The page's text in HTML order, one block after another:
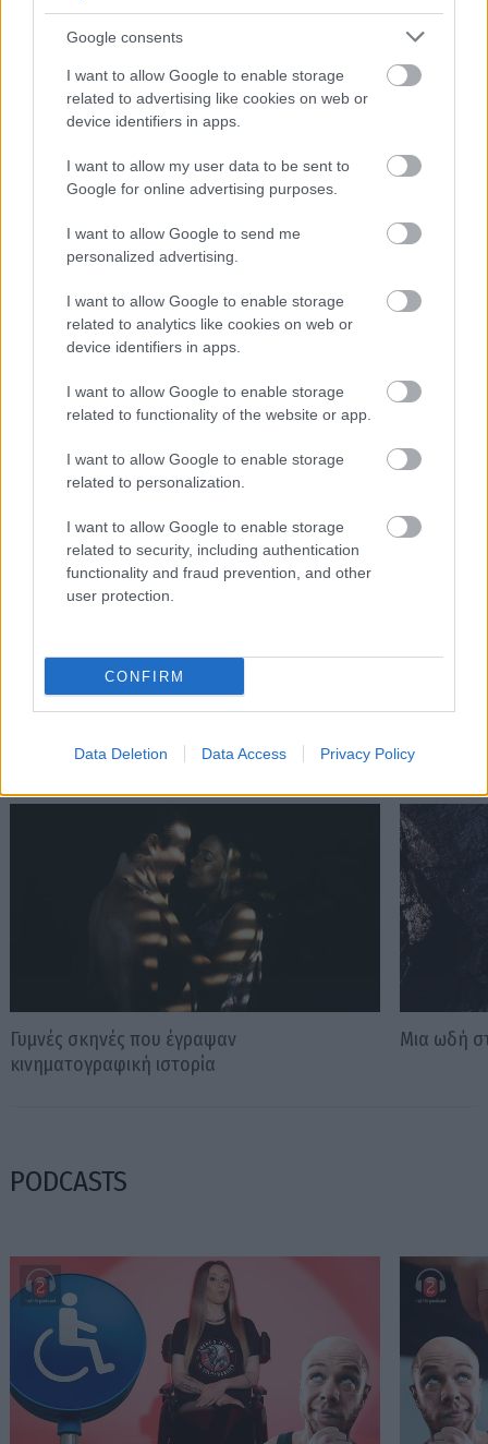
Google consents
I want to allow Google to enable storage
related to advertising like cookies on web or
device identifiers in apps.
I want to allow my user data to be sent to
Google for online advertising purposes.
I want to allow Google to send me
personalized advertising.
I want to allow Google to enable storage
related to analytics like cookies on web or
device identifiers in apps.
I want to allow Google to enable storage
related to functionality of the website or app.
I want to allow Google to enable storage
related to personalization.
I want to allow Google to enable storage
related to security, including authentication
functionality and fraud prevention, and other
user protection.
CONFIRM
Data Deletion Data Access Privacy Policy
Γυμνές σκηνές που έγραψαν
κινηματογραφική ιστορία
Μια ωδή
PODCASTS